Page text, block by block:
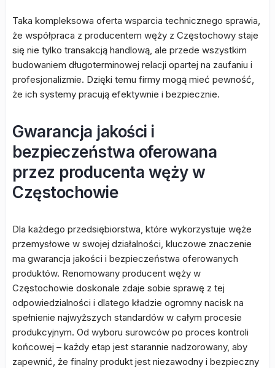
Taka kompleksowa oferta wsparcia technicznego sprawia,
że współpraca z producentem węży z Częstochowy staje
się nie tylko transakcją handlową, ale przede wszystkim
budowaniem długoterminowej relacji opartej na zaufaniu i
profesjonalizmie. Dzięki temu firmy mogą mieć pewność,
że ich systemy pracują efektywnie i bezpiecznie.
Gwarancja jakości i
bezpieczeństwa oferowana
przez producenta węży w
Częstochowie
Dla każdego przedsiębiorstwa, które wykorzystuje węże
przemysłowe w swojej działalności, kluczowe znaczenie
ma gwarancja jakości i bezpieczeństwa oferowanych
produktów. Renomowany producent węży w
Częstochowie doskonale zdaje sobie sprawę z tej
odpowiedzialności i dlatego kładzie ogromny nacisk na
spełnienie najwyższych standardów w całym procesie
produkcyjnym. Od wyboru surowców po proces kontroli
końcowej – każdy etap jest starannie nadzorowany, aby
zapewnić, że finalny produkt jest niezawodny i bezpieczny